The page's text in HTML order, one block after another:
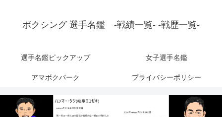
ボクシング 選手名鑑 -戦績一覧- -戦歴一覧-
選手名鑑ピックアップ 女子選手名鑑
アマボクパーク プライバシーポリシー